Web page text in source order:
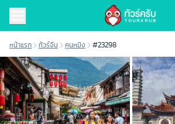
หน้าแรก ทัวร์จีน คุนหมิง #23298